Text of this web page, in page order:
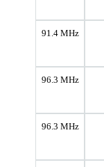
91.4 MHz
96.3 MHz
96.3 MHz